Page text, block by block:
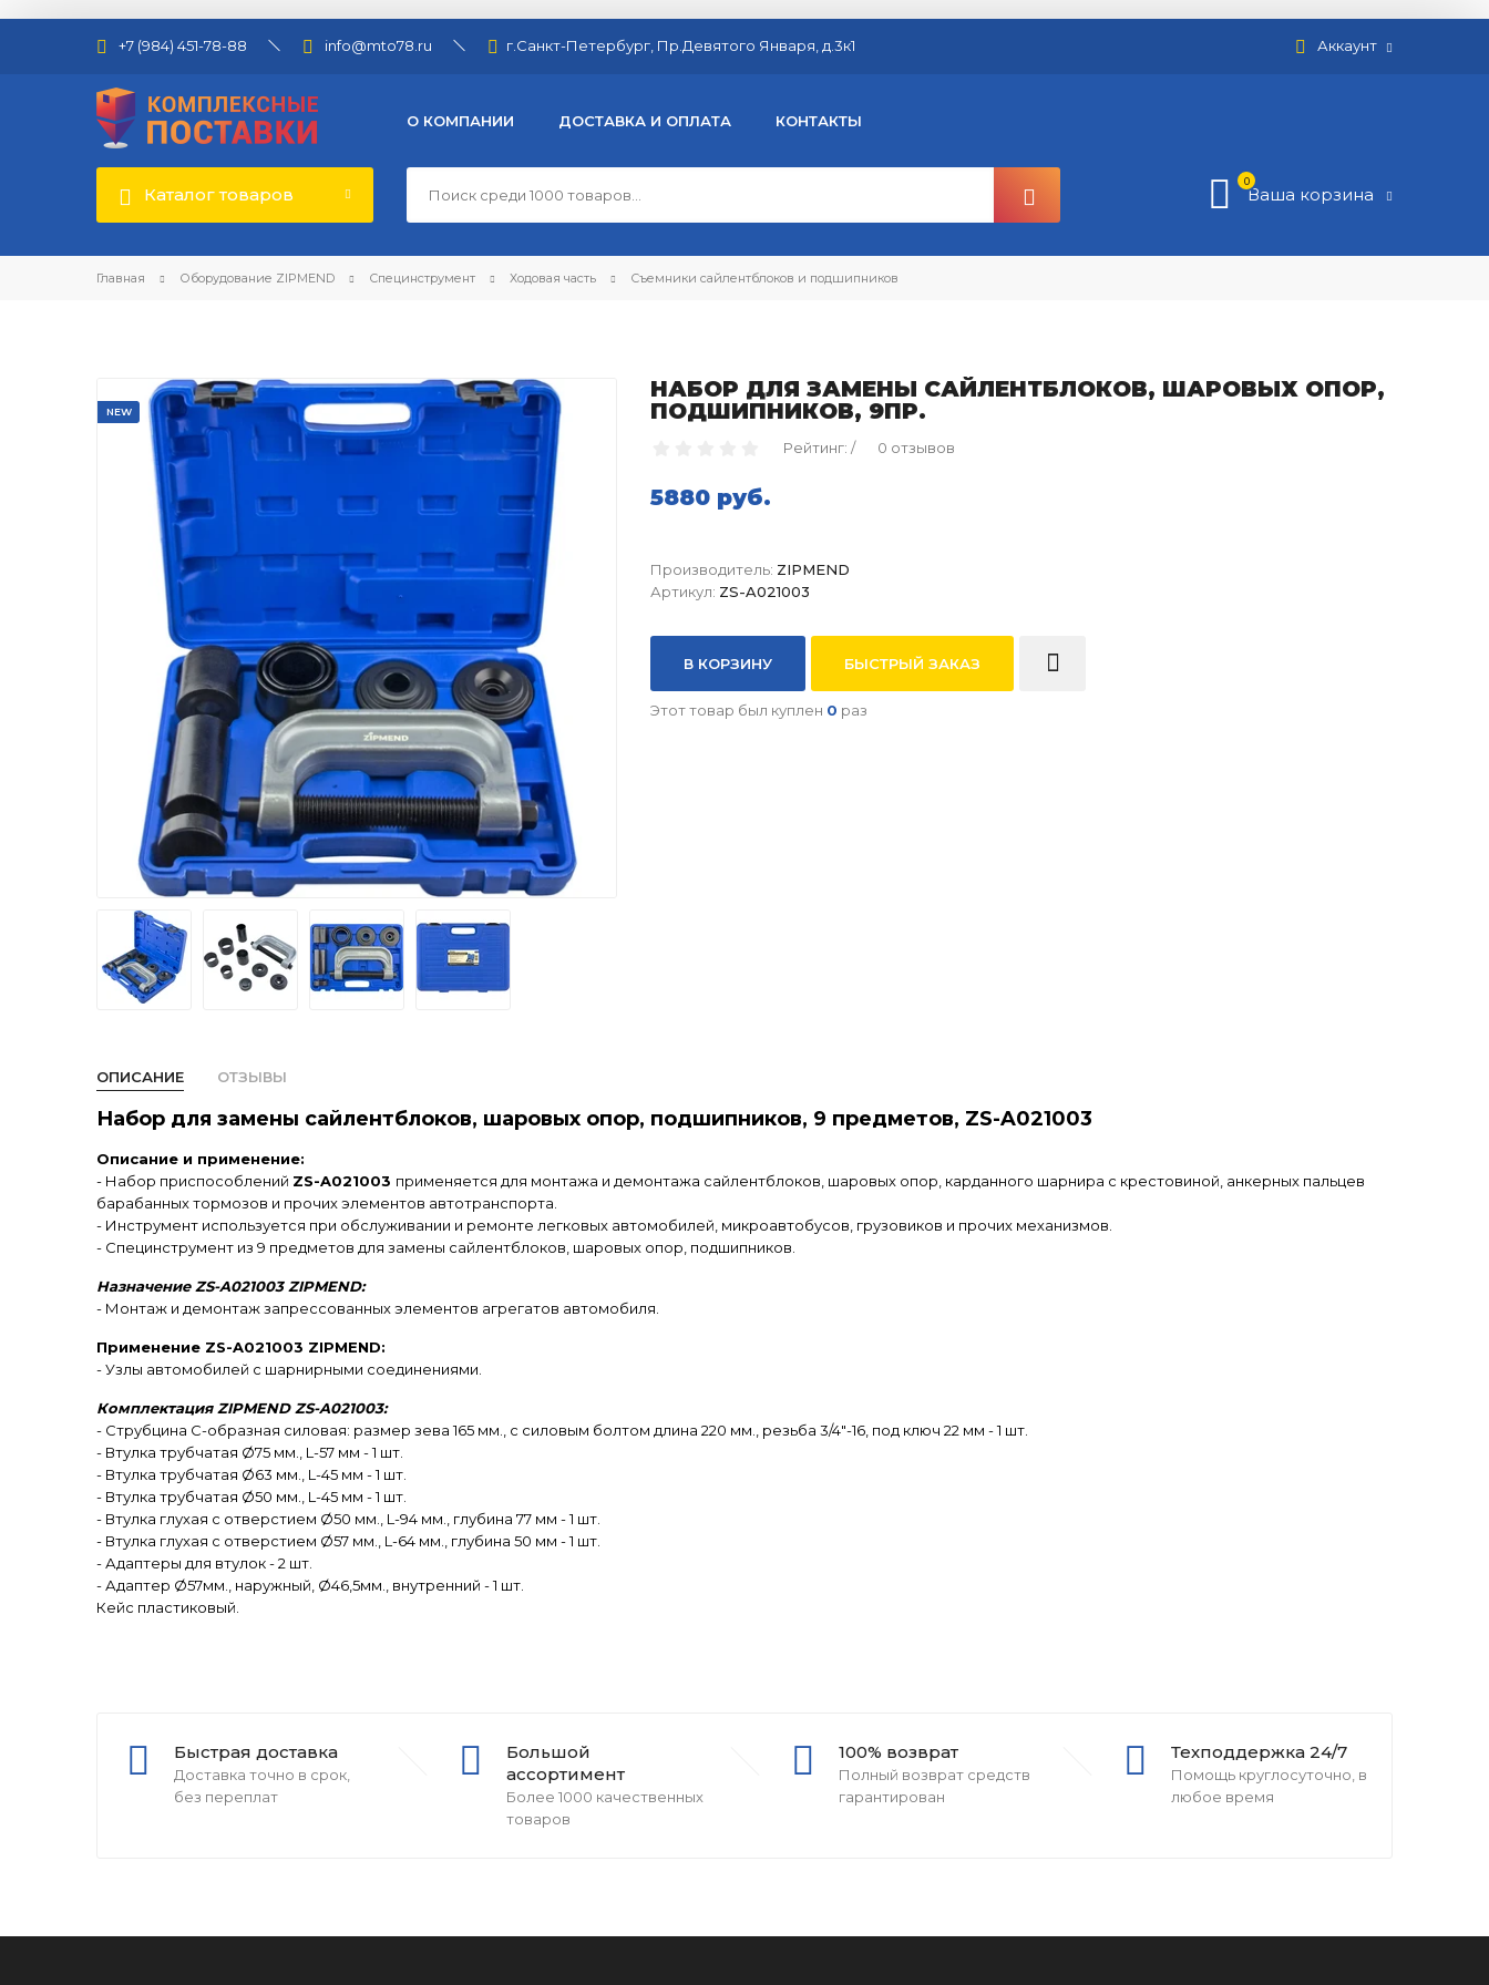
+7 (984) 451-78-88 info@mto78.ru г.Санкт-Петербург, Пр.Девятого Января, д.3к1 Аккаунт
О КОМПАНИИ ДОСТАВКА И ОПЛАТА КОНТАКТЫ
Каталог товаров
0
Ваша корзина
Главная Оборудование ZIPMEND Специнструмент Ходовая часть Съемники сайлентблоков и подшипников
NEW
НАБОР ДЛЯ ЗАМЕНЫ САЙЛЕНТБЛОКОВ, ШАРОВЫХ ОПОР,
ПОДШИПНИКОВ, 9ПР.
Рейтинг: / 0 отзывов
5880 руб.
Производитель: ZIPMEND
Артикул: ZS-A021003
В КОРЗИНУ БЫСТРЫЙ ЗАКАЗ
Этот товар был куплен 0 раз
ОПИСАНИЕ ОТЗЫВЫ
Набор для замены сайлентблоков, шаровых опор, подшипников, 9 предметов, ZS-A021003
Описание и применение:
- Набор приспособлений ZS-A021003 применяется для монтажа и демонтажа сайлентблоков, шаровых опор, карданного шарнира с крестовиной, анкерных пальцев
барабанных тормозов и прочих элементов автотранспорта.
- Инструмент используется при обслуживании и ремонте легковых автомобилей, микроавтобусов, грузовиков и прочих механизмов.
- Специнструмент из 9 предметов для замены сайлентблоков, шаровых опор, подшипников.
Назначение ZS-A021003 ZIPMEND:
- Монтаж и демонтаж запрессованных элементов агрегатов автомобиля.
Применение ZS-A021003 ZIPMEND:
- Узлы автомобилей с шарнирными соединениями.
Комплектация ZIPMEND ZS-A021003:
- Струбцина С-образная силовая: размер зева 165 мм., с силовым болтом длина 220 мм., резьба 3/4"-16, под ключ 22 мм - 1 шт.
- Втулка трубчатая Ø75 мм., L-57 мм - 1 шт.
- Втулка трубчатая Ø63 мм., L-45 мм - 1 шт.
- Втулка трубчатая Ø50 мм., L-45 мм - 1 шт.
- Втулка глухая с отверстием Ø50 мм., L-94 мм., глубина 77 мм - 1 шт.
- Втулка глухая с отверстием Ø57 мм., L-64 мм., глубина 50 мм - 1 шт.
- Адаптеры для втулок - 2 шт.
- Адаптер Ø57мм., наружный, Ø46,5мм., внутренний - 1 шт.
Кейс пластиковый.
Быстрая доставка
Доставка точно в срок,
без переплат
Большой
ассортимент
Более 1000 качественных
товаров
100% возврат
Полный возврат средств
гарантирован
Техподдержка 24/7
Помощь круглосуточно, в
любое время